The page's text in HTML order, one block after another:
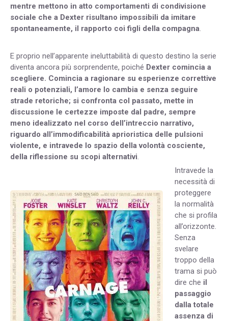
mentre mettono in atto comportamenti di condivisione
sociale che a Dexter risultano impossibili da imitare
spontaneamente, il rapporto coi figli della compagna.
E proprio nell’apparente ineluttabilità di questo destino la serie
diventa ancora più sorprendente, poiché Dexter comincia a
scegliere. Comincia a ragionare su esperienze correttive
reali o potenziali, l’amore lo cambia e senza seguire
strade retoriche; si confronta col passato, mette in
discussione le certezze imposte dal padre, sempre
meno idealizzato nel corso dell’intreccio narrativo,
riguardo all’immodificabilità aprioristica delle pulsioni
violente, e intravede lo spazio della volontà cosciente,
della riflessione su scopi alternativi.
Intravede la
necessità di
proteggere
la normalità
che si profila
all’orizzonte.
Senza
svelare
troppo della
trama si può
dire che il
passaggio
dalla totale
assenza di